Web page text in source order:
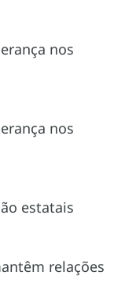
nos
nos
estatais
relações